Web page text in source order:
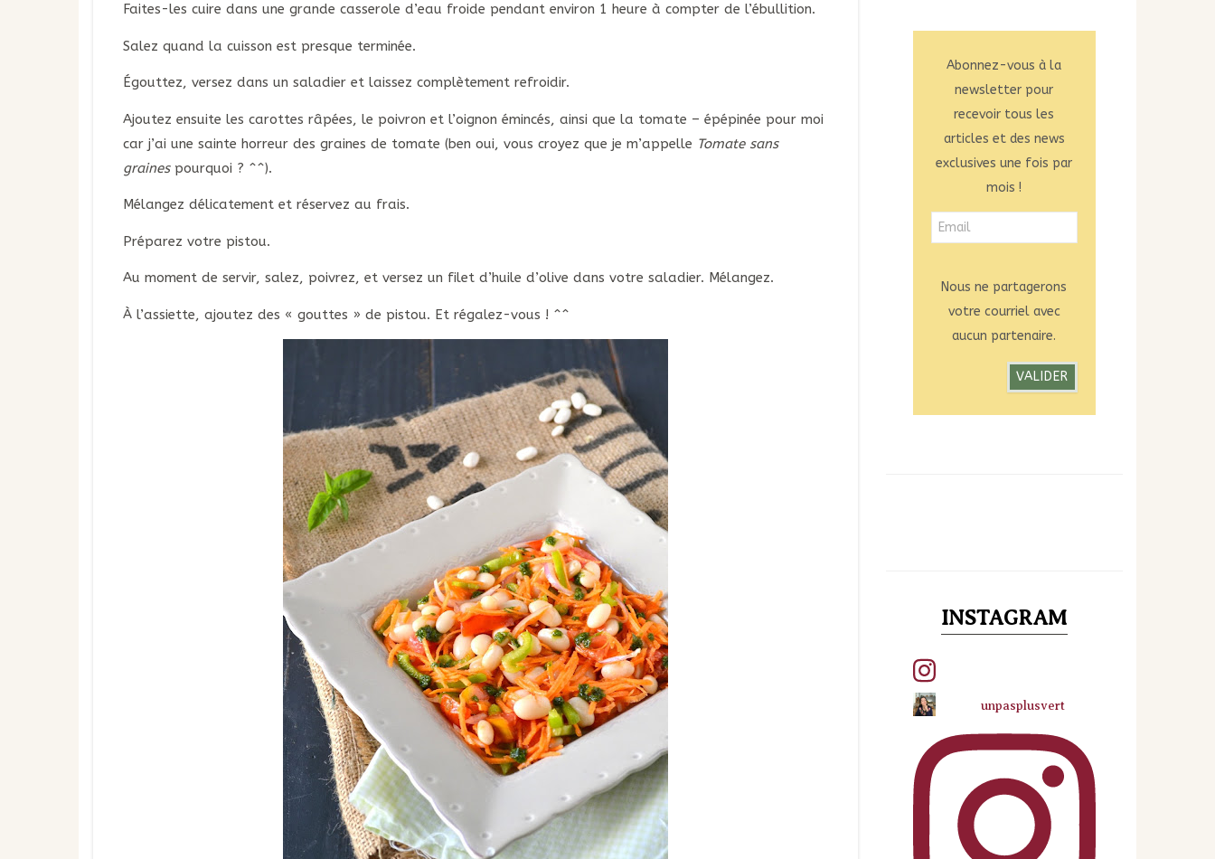
Faites-les cuire dans une grande casserole d’eau froide pendant environ 1 heure à compter de l’ébullition.
Salez quand la cuisson est presque terminée.
Égouttez, versez dans un saladier et laissez complètement refroidir.
Ajoutez ensuite les carottes râpées, le poivron et l’oignon émincés, ainsi que la tomate – épépinée pour moi
car j’ai une sainte horreur des graines de tomate (ben oui, vous croyez que je m’appelle Tomate sans
grainespourquoi ? ^^).
Mélangez délicatement et réservez au frais.
Préparez votre pistou.
Au moment de servir, salez, poivrez, et versez un filet d’huile d’olive dans votre saladier. Mélangez.
À l’assiette, ajoutez des « gouttes » de pistou. Et régalez-vous ! ^^
Abonnez-vous à la
newsletter pour
recevoir tous les
articles et des news
exclusives une fois par
mois !
Nous ne partagerons
votre courriel avec
aucun partenaire.
INSTAGRAM
unpasplusvert